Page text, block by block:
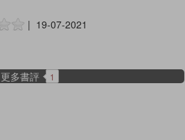
| 19-07-2021
更多書評 1